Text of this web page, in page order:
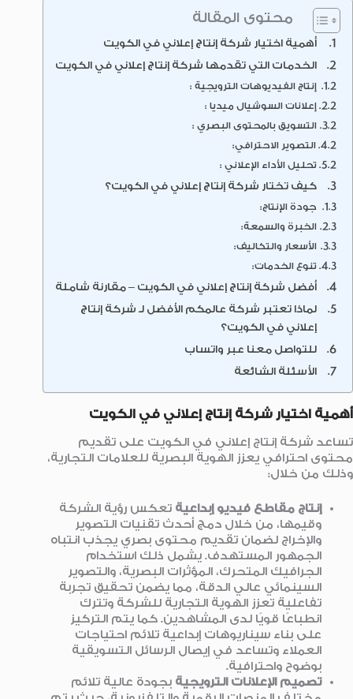
محتوى المقالة
أهمية اختيار شركة إنتاج إعلاني في الكويت
الخدمات التي تقدمها شركة إنتاج إعلاني في الكويت
إنتاج الفيديوهات الترويجية :
إعلانات السوشيال ميديا :
التسويق بالمحتوى البصري :
التصوير الاحترافي:
تحليل الأداء الإعلاني :
كيف تختار شركة إنتاج إعلاني في الكويت؟
جودة الإنتاج:
الخبرة والسمعة:
الأسعار والتكاليف:
تنوع الخدمات:
أفضل شركة إنتاج إعلاني في الكويت – مقارنة شاملة
لماذا تعتبر شركة عالمكم الأفضل لـ شركة إنتاج
إعلاني في الكويت؟
للتواصل معنا عبر واتساب
الأسئلة الشائعة
أهمية اختيار شركة إنتاج إعلاني في الكويت
تساعد شركة إنتاج إعلاني في الكويت على تقديم
محتوى احترافي يعزز الهوية البصرية للعلامات التجارية،
وذلك من خلال:
إنتاج مقاطع فيديو إبداعية تعكس رؤية الشركة
وقيمها، من خلال دمج أحدث تقنيات التصوير
والإخراج لضمان تقديم محتوى بصري يجذب انتباه
الجمهور المستهدف. يشمل ذلك استخدام
الجرافيك المتحرك، المؤثرات البصرية، والتصوير
السينمائي عالي الدقة، مما يضمن تحقيق تجربة
تفاعلية تعزز الهوية التجارية للشركة وتترك
انطباعًا قويًا لدى المشاهدين. كما يتم التركيز
على بناء سيناريوهات إبداعية تلائم احتياجات
العملاء وتساعد في إيصال الرسائل التسويقية
بوضوح واحترافية.
تصميم الإعلانات الترويجية بجودة عالية تلائم